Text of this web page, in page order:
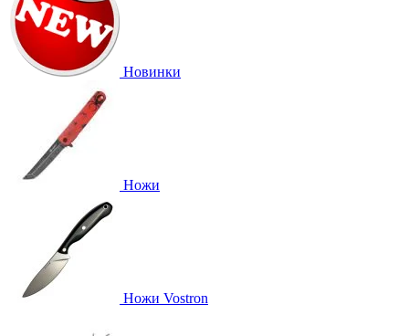
Новинки
Ножи
Ножи Vostron